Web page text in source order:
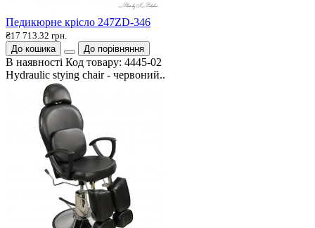
Педикюрне крісло 247ZD-346
₴17 713.32 грн.
До кошика
До порівняння
В наявності Код товару: 4445-02
Hydraulic stying chair - червоний..